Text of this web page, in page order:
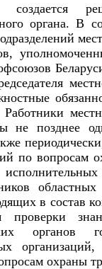
органа. В
не позднее
по вопросам
в состав
проверки
органов
охраны